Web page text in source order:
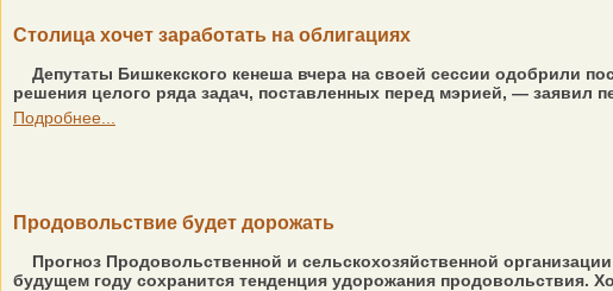
Столица хочет заработать на облигациях
Депутаты Бишкекского кенеша вчера на своей сессии одобрили
решения целого ряда задач, поставленных перед мэрией, —
Подробнее...
Продовольствие будет дорожать
Прогноз Продовольственной и сельскохозяйственной
будущем году сохранится тенденция удорожания продовольствия.